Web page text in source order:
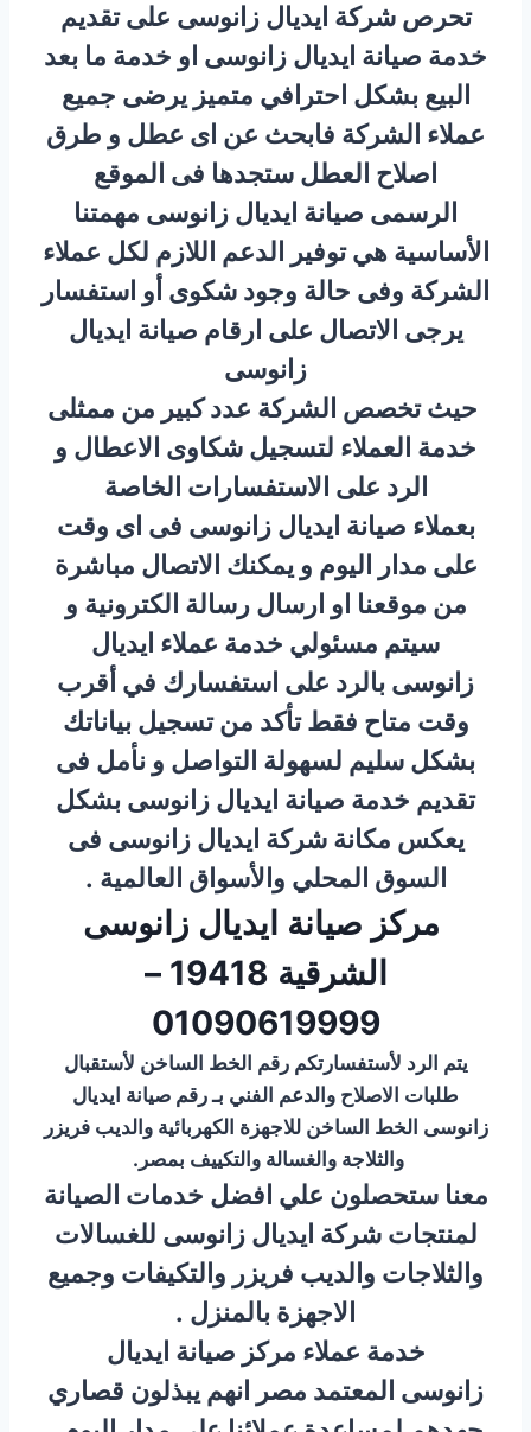
تحرص شركة ايديال زانوسى على تقديم
خدمة صيانة ايديال زانوسى او خدمة ما بعد
البيع بشكل احترافي متميز يرضى جميع
عملاء الشركة فابحث عن اى عطل و طرق
اصلاح العطل ستجدها فى الموقع
الرسمى صيانة ايديال زانوسى مهمتنا
الأساسية هي توفير الدعم اللازم لكل عملاء
الشركة وفى حالة وجود شكوى أو استفسار
يرجى الاتصال على ارقام صيانة ايديال
زانوسى
حيث تخصص الشركة عدد كبير من ممثلى
خدمة العملاء لتسجيل شكاوى الاعطال و
الرد على الاستفسارات الخاصة
بعملاء صيانة ايديال زانوسى فى اى وقت
على مدار اليوم و يمكنك الاتصال مباشرة
من موقعنا او ارسال رسالة الكترونية و
سيتم مسئولي خدمة عملاء ايديال
زانوسى بالرد على استفسارك في أقرب
وقت متاح فقط تأكد من تسجيل بياناتك
بشكل سليم لسهولة التواصل و نأمل فى
تقديم خدمة صيانة ايديال زانوسى بشكل
يعكس مكانة شركة ايديال زانوسى فى
السوق المحلي والأسواق العالمية .
مركز صيانة ايديال زانوسى
الشرقية 19418 –
01090619999
يتم الرد لأستفسارتكم رقم الخط الساخن لأستقبال
طلبات الاصلاح والدعم الفني بـ رقم صيانة ايديال
زانوسى الخط الساخنللاجهزة الكهربائية والديب فريزر
والثلاجة والغسالة والتكييف بمصر.
معنا ستحصلون علي افضل خدمات الصيانة
لمنتجات شركة ايديال زانوسى للغسالات
والثلاجات والديب فريزر والتكيفات وجميع
الاجهزة بالمنزل .
خدمة عملاء مركز صيانة ايديال
زانوسى المعتمد مصر انهم يبذلون قصاري